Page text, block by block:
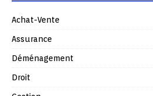
Achat-Vente
Assurance
Déménagement
Droit